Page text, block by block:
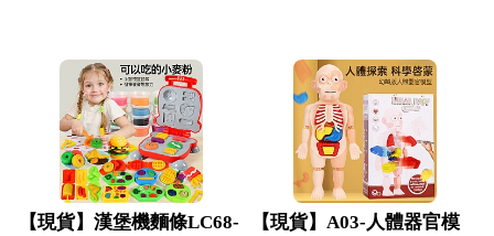
【現貨】漢堡機麵條LC68-
【現貨】A03-人體器官模